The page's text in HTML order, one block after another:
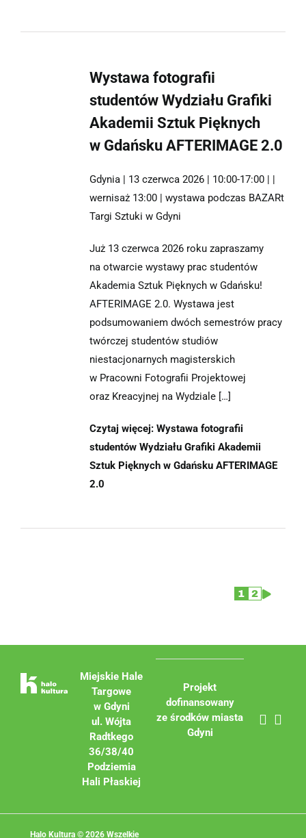
Wystawa fotografii
studentów Wydziału Grafiki
Akademii Sztuk Pięknych
w Gdańsku AFTERIMAGE 2.0
Gdynia | 13 czerwca 2026 | 10:00-17:00 | |
wernisaż 13:00 | wystawa podczas BAZARt
Targi Sztuki w Gdyni
Już 13 czerwca 2026 roku zapraszamy
na otwarcie wystawy prac studentów
Akademia Sztuk Pięknych w Gdańsku!
AFTERIMAGE 2.0. Wystawa jest
podsumowaniem dwóch semestrów pracy
twórczej studentów studiów
niestacjonarnych magisterskich
w Pracowni Fotografii Projektowej
oraz Kreacyjnej na Wydziale […]
Czytaj więcej: Wystawa fotografii
studentów Wydziału Grafiki Akademii
Sztuk Pięknych w Gdańsku AFTERIMAGE
2.0
1 2
Miejskie Hale
Targowe
w Gdyni
ul. Wójta
Radtkego
36/38/40
Podziemia
Hali Płaskiej
Projekt
dofinansowany
ze środków miasta
Gdyni
Halo Kultura © 2026 Wszelkie